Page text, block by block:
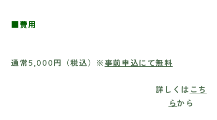
■費用
通常5,000円（税込） ※ 事前申込にて無料
詳しくは こち
ら から